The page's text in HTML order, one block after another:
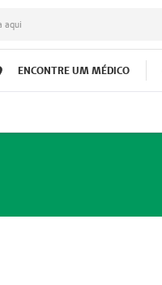
aqui
ENCONTRE UM MÉDICO